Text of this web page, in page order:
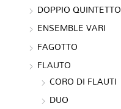
DOPPIO QUINTETTO
ENSEMBLE VARI
FAGOTTO
FLAUTO
CORO DI FLAUTI
DUO